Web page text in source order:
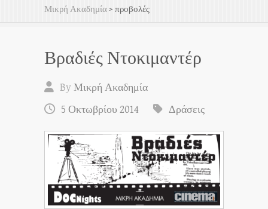
Μικρή Ακαδημία> προβολές
Βραδιές Ντοκιμαντέρ
ByΜικρή Ακαδημία
5 Οκτωβρίου 2014
Δράσεις